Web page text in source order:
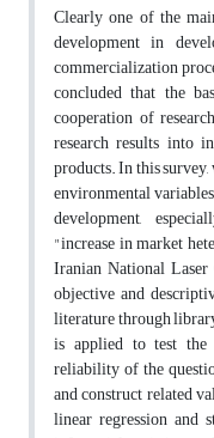
Clearly one of the
development in
commercialization
concluded that the
cooperation of
research results into
products. In this
environmental
development,
"increase in market
Iranian National
objective and
literature through
is applied to test the
reliability of the
and construct related
linear regression and